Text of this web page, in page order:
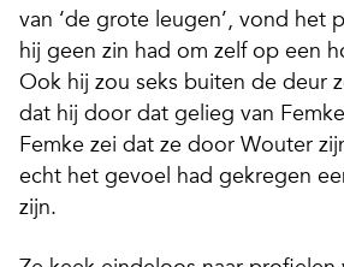
van ‘de grote leugen’, vond het
hij geen zin had om zelf op een
Ook hij zou seks buiten de deur
dat hij door dat gelieg van
Femke zei dat ze door Wouter
echt het gevoel had gekregen
zijn.